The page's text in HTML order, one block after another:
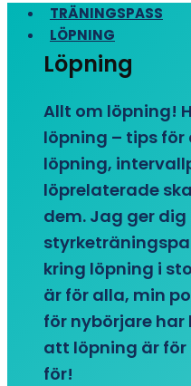
TRÄNINGSPASS
LÖPNING
Löpning
Allt om löpning!
löpning – tips
löpning,
löprelaterade
dem. Jag ger
kring löpning i
är för alla, min
för nybörjare
att löpning är
för!